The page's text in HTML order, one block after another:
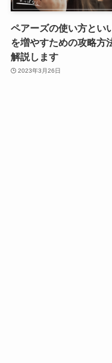
ペアーズの使い方とい
を増やすための攻略方
解説します
2023年3月26日